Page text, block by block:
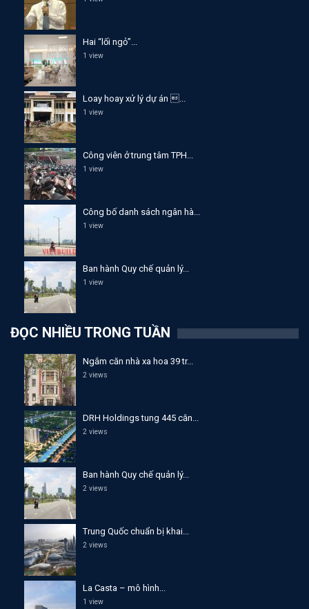
Hai “lối ngỏ”...
1 view
Loay hoay xử lý dự án ...
1 view
Công viên ở trung tâm TPH...
1 view
Công bố danh sách ngân hà...
1 view
Ban hành Quy chế quản lý...
1 view
ĐỌC NHIỀU TRONG TUẦN
Ngắm căn nhà xa hoa 39 tr...
2 views
DRH Holdings tung 445 căn...
2 views
Ban hành Quy chế quản lý...
2 views
Trung Quốc chuẩn bị khai...
2 views
La Casta – mô hình...
1 view